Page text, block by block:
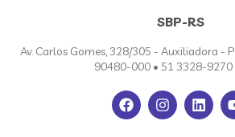
SBP-RS
Av. Carlos Gomes, 328/305 - Auxiliadora -
90480-000 • 51 3328-9270